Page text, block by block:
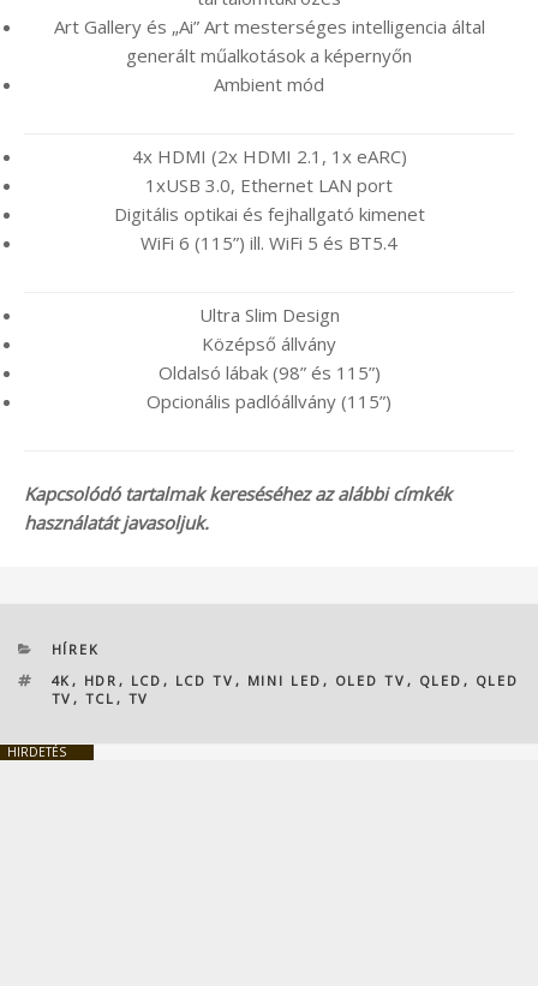
Art Gallery és „Ai” Art mesterséges intelligencia által
generált műalkotások a képernyőn
Ambient mód
4x HDMI (2x HDMI 2.1, 1x eARC)
1xUSB 3.0, Ethernet LAN port
Digitális optikai és fejhallgató kimenet
WiFi 6 (115”) ill. WiFi 5 és BT5.4
Ultra Slim Design
Középső állvány
Oldalsó lábak (98” és 115”)
Opcionális padlóállvány (115”)
Kapcsolódó tartalmak kereséséhez az alábbi címkék
használatát javasoljuk.
KATEGÓRIÁK
HÍREK
CÍMKÉK
4K , HDR , LCD , LCD TV , MINI LED , OLED TV , QLED , QLED
TV , TCL , TV
HIRDETÉS